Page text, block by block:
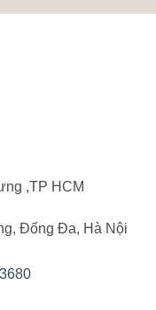
,TP HCM
Đống Đa, Hà Nội